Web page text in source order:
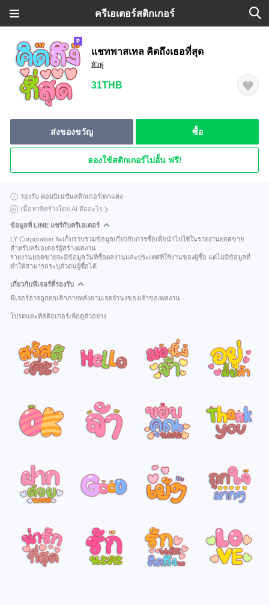
ครีเอเตอร์สติกเกอร์
แชทพาสเทล คิดถึงเธอที่สุด
หัวฟู
31THB
ส่งของขวัญ ซื้อ
ลองใช้สติกเกอร์ไม่อั้น ฟรี!
รองรับ คอมบิเนชันสติกเกอร์/ตกแต่ง
เนื้อหาที่สร้างโดย AI คืออะไร
ข้อมูลที่ LINE แชร์กับครีเอเตอร์
LY Corporation จะเก็บรวบรวมข้อมูลเกี่ยวกับการซื้อเพื่อนำไปใช้ในรายงานยอดขาย
สำหรับครีเอเตอร์ผู้สร้างผลงาน
รายงานยอดขายจะมีข้อมูลวันที่ซื้อผลงานและประเทศที่ใช้งานของผู้ซื้อ แต่ไม่มีข้อมูลที่
ทำให้สามารถระบุตัวตนผู้ซื้อได้
เกี่ยวกับฟีเจอร์ที่รองรับ
ฟีเจอร์อาจถูกยกเลิกภายหลังตามเจตจำนงของเจ้าของผลงาน
โปรดแตะที่สติกเกอร์เพื่อดูตัวอย่าง